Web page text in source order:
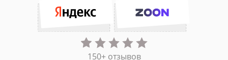
150+ отзывов